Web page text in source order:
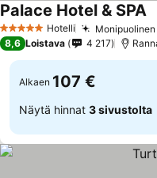
5 Tähtiluokitus
Hotelli
Palace Hotel & SPA
8,6 Loistava 4 217
Alkaen 107 €
Näytä hinnat 3 sivustolta